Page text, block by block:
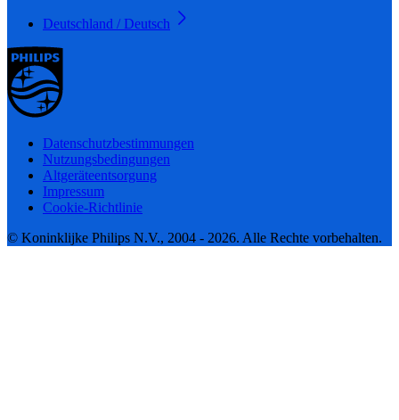
Deutschland / Deutsch
Datenschutzbestimmungen
Nutzungsbedingungen
Altgeräteentsorgung
Impressum
Cookie-Richtlinie
© Koninklijke Philips N.V., 2004 - 2026. Alle Rechte vorbehalten.